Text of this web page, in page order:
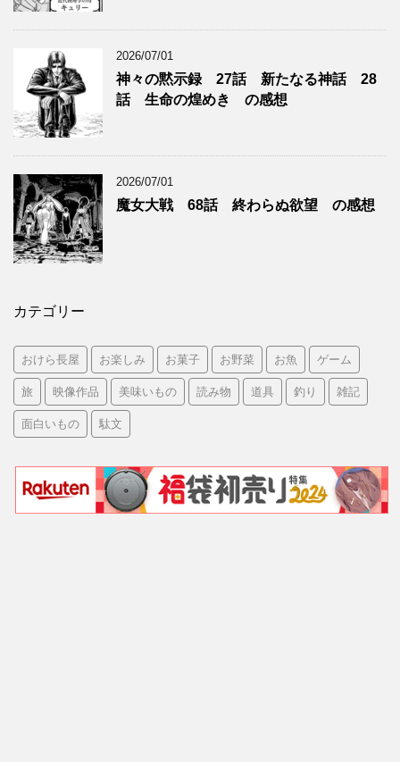
2026/07/01
神々の黙示録 27話 新たなる神話 28
話 生命の煌めき の感想
2026/07/01
魔女大戦 68話 終わらぬ欲望 の感想
カテゴリー
おけら長屋 お楽しみ お菓子 お野菜 お魚 ゲーム
旅 映像作品 美味いもの 読み物 道具 釣り 雑記
面白いもの 駄文